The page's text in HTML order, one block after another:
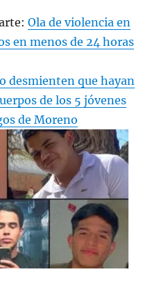
Ola de violencia en
en menos de 24 horas
desmienten que hayan
de los 5 jóvenes
de Moreno